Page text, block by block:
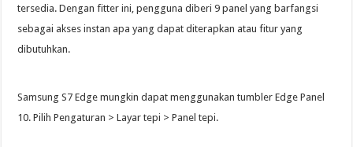
tersedia. Dengan fitter ini, pengguna diberi 9 panel yang barfangsi
sebagai akses instan apa yang dapat diterapkan atau fitur yang
dibutuhkan.
Samsung S7 Edge mungkin dapat menggunakan tumbler Edge Panel
10. Pilih Pengaturan > Layar tepi > Panel tepi.